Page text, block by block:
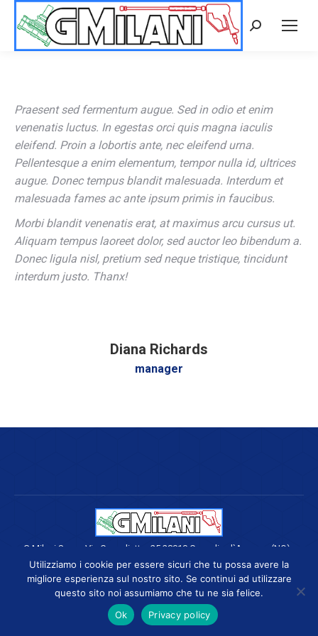
Cerca:
Praesent sed fermentum augue. Sed in odio et enim
venenatis luctus. In egestas orci quis magna iaculis
eleifend. Proin a lobortis ante, nec eleifend urna.
Pellentesque a enim elementum, tempor nulla id, ultrices
augue. Donec tempus blandit malesuada. Interdum et
malesuada fames ac ante ipsum primis in faucibus.
Morbi blandit venenatis erat, at maximus arcu cursus ut.
Aliquam tempus laoreet dolor, sed auctor leo bibendum a.
Donec ligula nisl, pretium sed neque tristique, tincidunt
interdum justo. Thanx!
Diana Richards
manager
G.Milani S.a.s - Via Cavaglietto, 25 28010 Cavaglio d`Agogna (NO) -
P.Iva 02626650036 -Privacy Policy
Realizzato da
Azienda Visibile
Utilizziamo i cookie per essere sicuri che tu possa avere la
migliore esperienza sul nostro sito. Se continui ad utilizzare
questo sito noi assumiamo che tu ne sia felice.
Ok
Privacy policy